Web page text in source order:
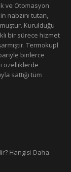
ve Otomasyon
nabzını tutan,
Kurulduğu
bir sürece hizmet
Termokupl
binlerce
özelliklerde
sattığı tüm
Hangisi Daha